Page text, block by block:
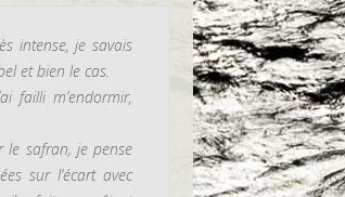
intense, je savais
et bien le cas.
failli m’endormir,
le safran, je pense
sur l’écart avec